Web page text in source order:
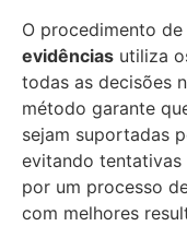
O procedimento de
evidências utiliza
todas as decisões
método garante
sejam suportadas
evitando tentativas
por um processo
com melhores